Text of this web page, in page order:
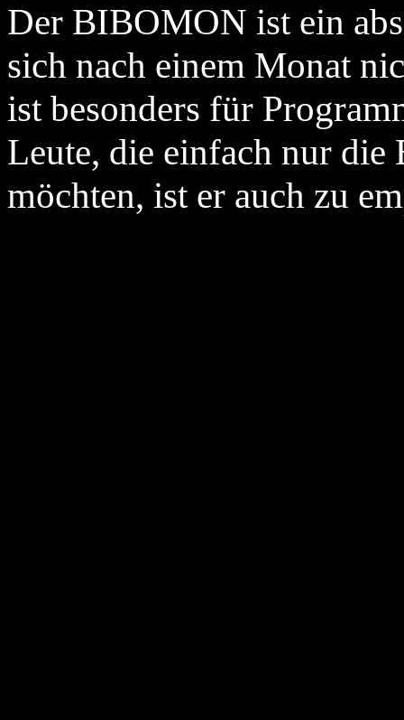
Der BIBOMON ist ein
sich nach einem Monat
ist besonders für
Leute, die einfach nur die
möchten, ist er auch zu